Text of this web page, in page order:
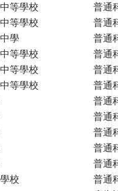
等學校
普通
等學校
普通
學
普通
等學校
普通
等學校
普通
等學校
普通
普通
普通
普通
普通
普通
校
普通